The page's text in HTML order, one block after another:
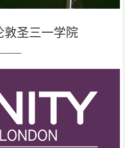
敦圣三一学院